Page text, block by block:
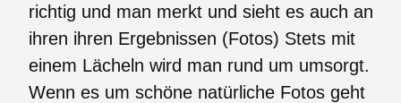
richtig und man merkt und sieht es auch an
ihren ihren Ergebnissen (Fotos) Stets mit
einem Lächeln wird man rund um umsorgt.
Wenn es um schöne natürliche Fotos geht